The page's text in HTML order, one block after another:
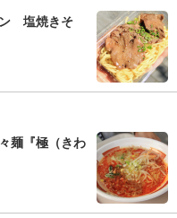
ン 塩焼きそ
麺『極（きわ